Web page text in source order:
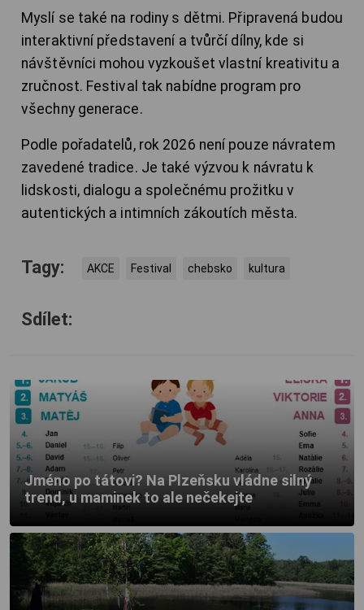
Myslí se také na rodiny s dětmi. Připravená budou
interaktivní představení a tvůrčí dílny, kde si
návštěvníci mohou vyzkoušet vlastní kreativitu a
zručnost. Festival tak nabídne program pro
všechny generace.
Podle pořadatelů, rok 2026 není pouze návratem
zavedené tradice. Je také výzvou k návratu k
lidskosti, dialogu a společnému prožitku v
autentických a intimních zákoutích města.
Tagy: AKCE Festival chebsko kultura
Sdílet:
Jméno po tátovi? Na Plzeňsku vládne silný
trend, u maminek to ale nečekejte